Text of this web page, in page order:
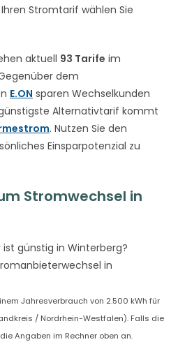
Stromtarif wählen Sie
aktuell 93 Tarife im
dem
E.ON sparen Wechselkunden
Alternativtarif kommt
. Nutzen Sie den
Einsparpotenzial zu
Stromwechsel in
günstig in Winterberg?
in
Jahresverbrauch von 2.500 kWh für
/ Nordrhein-Westfalen). Falls die
Angaben im Rechner oben an.